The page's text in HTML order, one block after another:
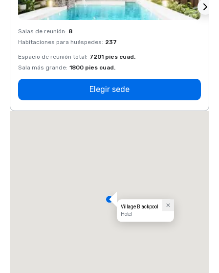
Salas de reunión: 8
Habitaciones para huéspedes: 237
Espacio de reunión total: 7201 pies cuad.
Sala más grande: 1800 pies cuad.
Elegir sede
Village Blackpool
Hotel